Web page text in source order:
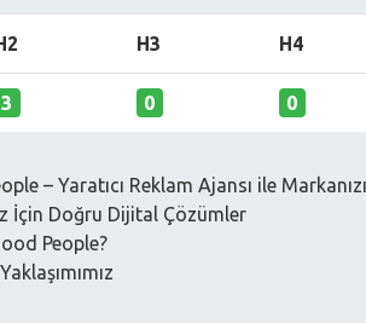
H3 H4
3 0 0
– Yaratıcı Reklam Ajansı ile
İçin Doğru Dijital Çözümler
People?